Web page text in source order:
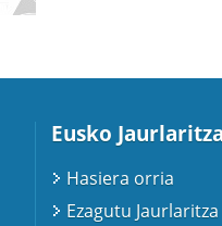
Eusko Jaurlaritza
Hasiera orria
Ezagutu Jaurlaritza